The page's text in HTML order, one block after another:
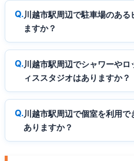
川越市駅周辺で駐車場のある
ますか？
川越市駅周辺でシャワーや
ィススタジオはありますか？
川越市駅周辺で個室を利用
ありますか？